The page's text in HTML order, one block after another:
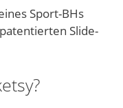
Sport-BHs
Slide-